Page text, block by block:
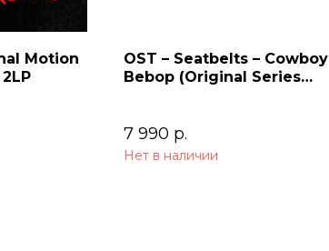
Motion
OST – Seatbelts – Cowboy
Bebop (Original Series
7 990 р.
Нет в наличии